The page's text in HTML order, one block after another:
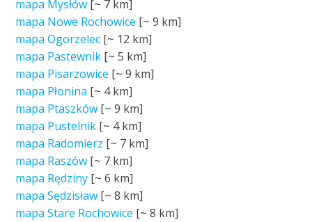
mapa Mysłów [~ 7 km]
mapa Nowe Rochowice [~9 km]
mapa Ogorzelec [~ 12 km]
mapa Pastewnik [~5 km]
mapa Pisarzowice [~9 km]
mapa Płonina [~ 4 km]
mapa Ptaszków [~9 km]
mapa Pustelnik [~ 4 km]
mapa Radomierz [~ 7 km]
mapa Raszów [~ 7 km]
mapa Rędziny [~6 km]
mapa Sędzisław [~8 km]
mapa Stare Rochowice [~8 km]